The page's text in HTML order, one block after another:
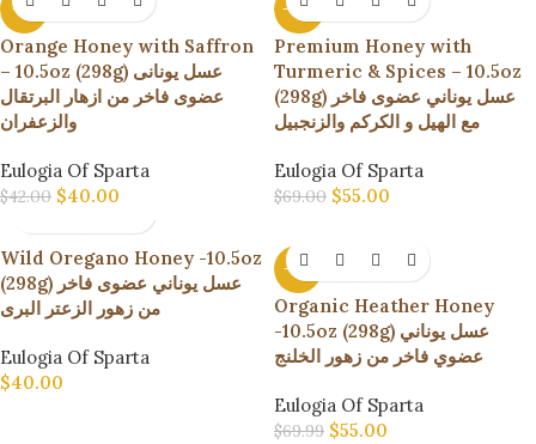
-5%
Orange Honey with Saffron
– 10.5oz (298g) عسل يونانى
عضوى فاخر من ازهار البرتقال
والزعفران
Eulogia Of Sparta
$42.00 $40.00
-20%
Premium Honey with
Turmeric & Spices – 10.5oz
(298g) عسل يوناني عضوى فاخر
مع الهيل و الكركم والزنجبيل
Eulogia Of Sparta
$69.00 $55.00
Wild Oregano Honey -10.5oz
(298g) عسل يوناني عضوى فاخر
من زهور الزعتر البرى
Eulogia Of Sparta
$40.00
-21%
Organic Heather Honey
-10.5oz (298g) عسل يوناني
عضوي فاخر من زهور الخلنج
Eulogia Of Sparta
$69.99 $55.00